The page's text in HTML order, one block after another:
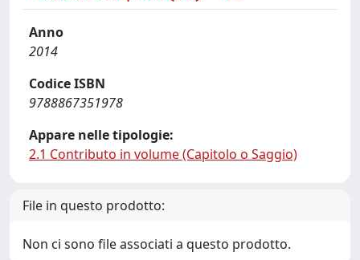
Anno
2014
Codice ISBN
9788867351978
Appare nelle tipologie:
2.1 Contributo in volume (Capitolo o Saggio)
File in questo prodotto:
Non ci sono file associati a questo prodotto.